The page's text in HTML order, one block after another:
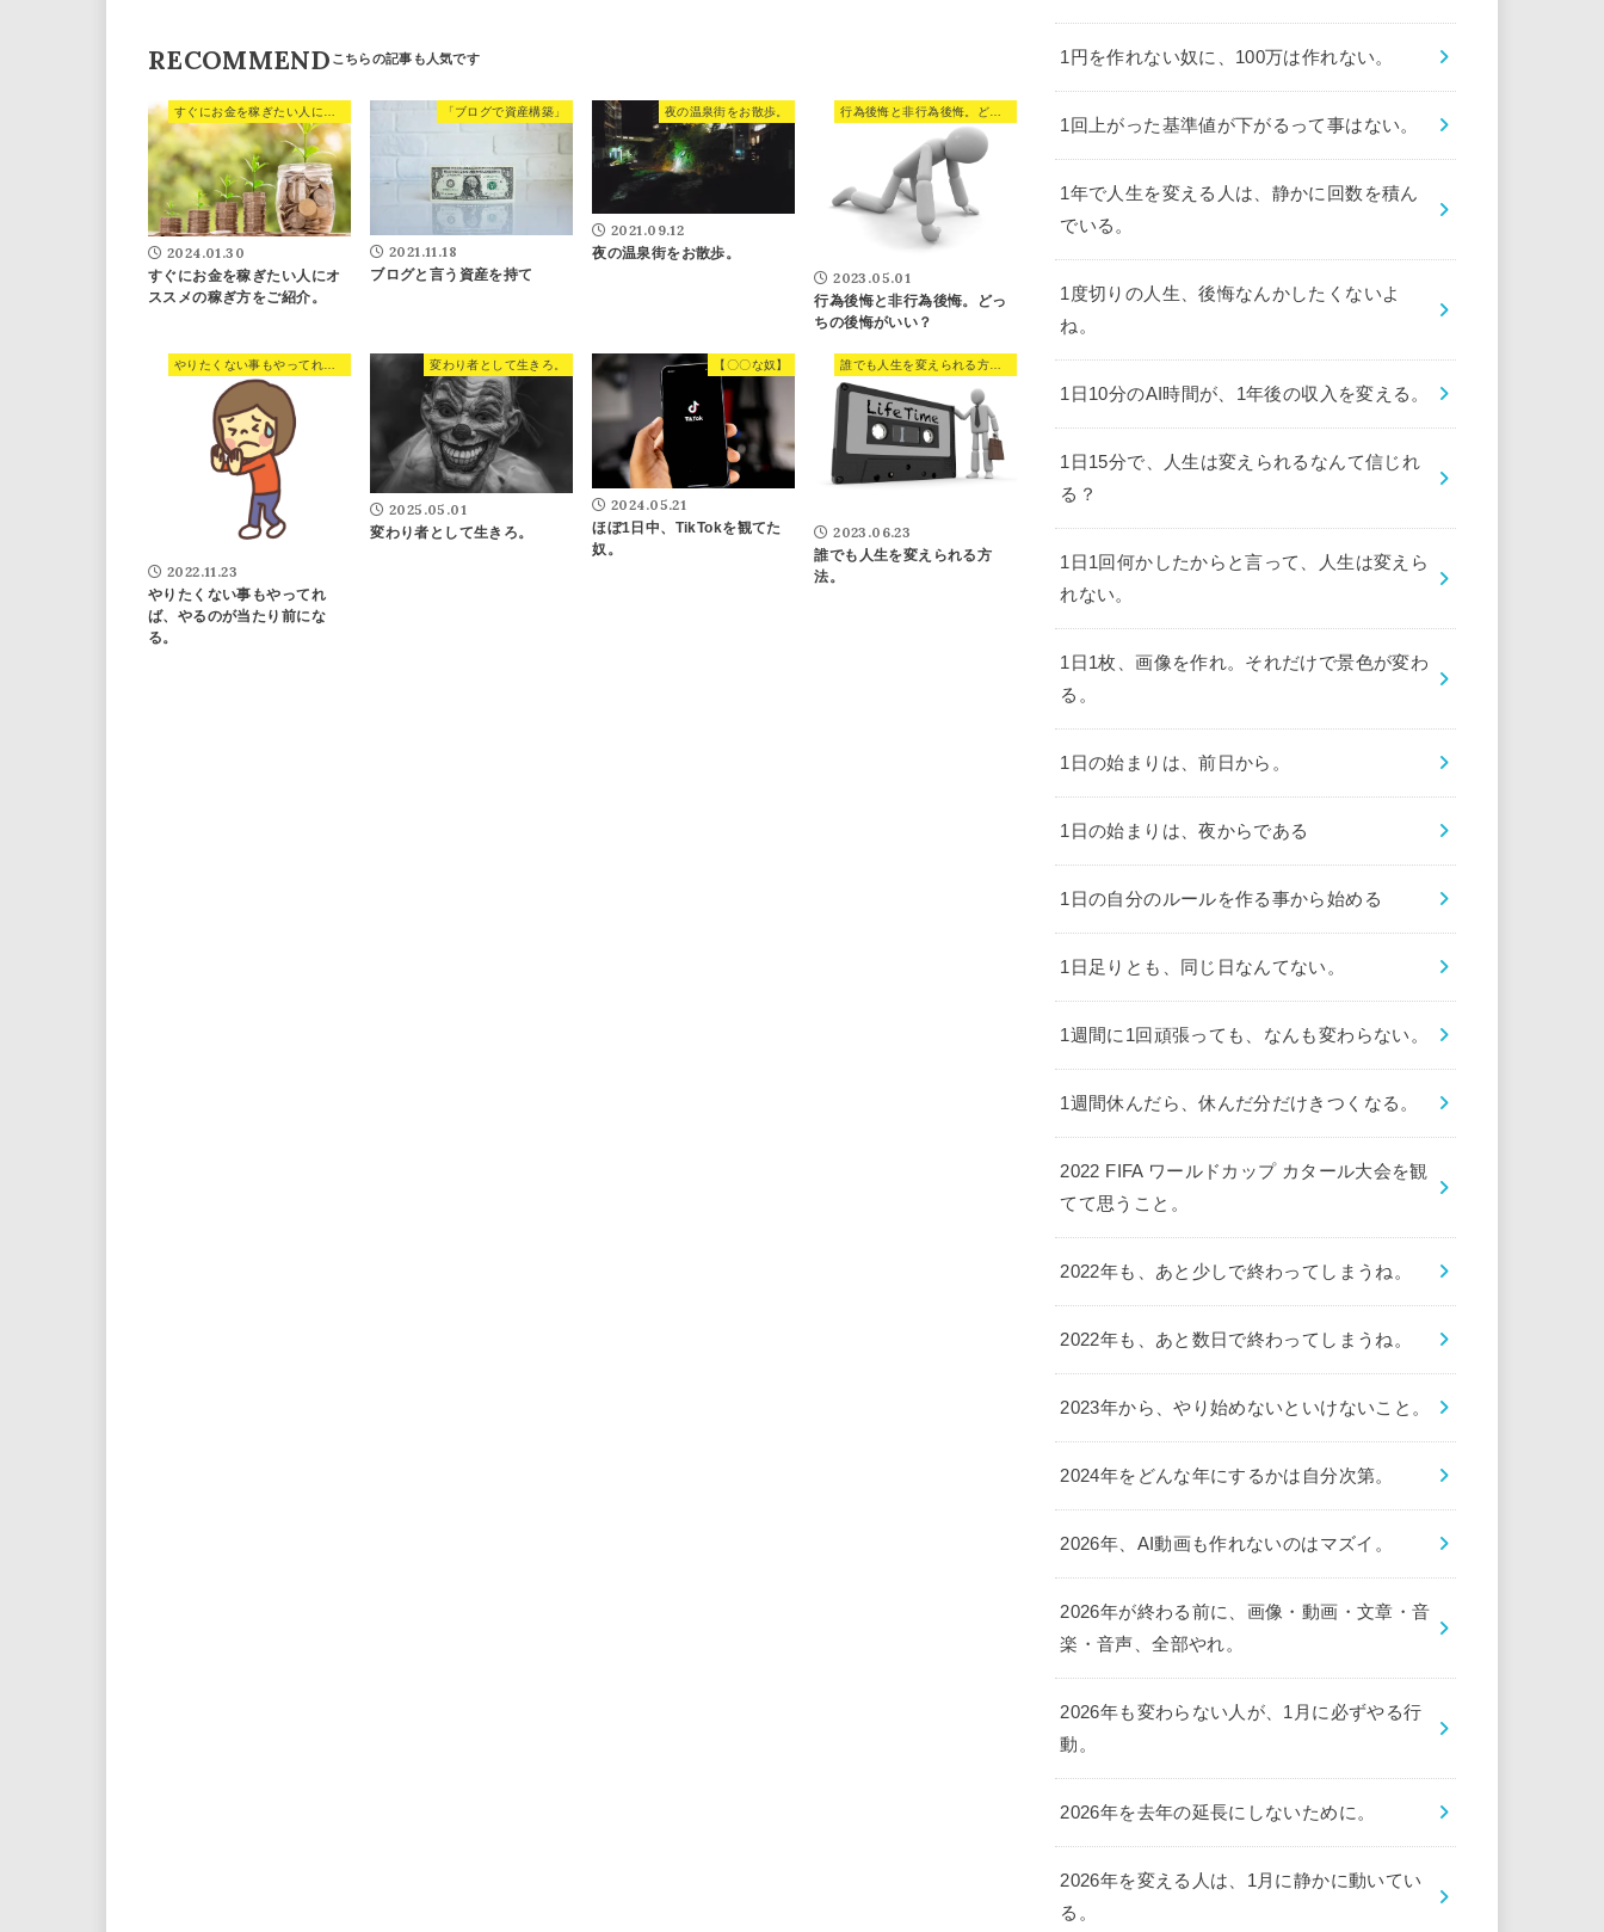
RECOMMEND
2024.01.30
すぐにお金を稼ぎたい人にオ
ススメの稼ぎ方をご紹介。
「ブログで資産構築」
2021.11.18
ブログと言う資産を持て
夜の温泉街をお散歩。
2021.09.12
夜の温泉街をお散歩。
2023.05.01
行為後悔と非行為後悔。どっ
ちの後悔がいい？
2022.11.23
やりたくない事もやってれ
ば、やるのが当たり前にな
る。
変わり者として生きろ。
2025.05.01
変わり者として生きろ。
【〇〇な奴】
2024.05.21
ほぼ1日中、TikTokを観てた
奴。
2023.06.23
誰でも人生を変えられる方
法。
1円を作れない奴に、100万は作れない。
1回上がった基準値が下がるって事はない。
1年で人生を変える人は、静かに回数を積ん
でいる。
1度切りの人生、後悔なんかしたくないよ
ね。
1日10分のAI時間が、1年後の収入を変える。
1日15分で、人生は変えられるなんて信じれ
る？
1日1回何かしたからと言って、人生は変えら
れない。
1日1枚、画像を作れ。それだけで景色が変わ
る。
1日の始まりは、前日から。
1日の始まりは、夜からである
1日の自分のルールを作る事から始める
1日足りとも、同じ日なんてない。
1週間に1回頑張っても、なんも変わらない。
1週間休んだら、休んだ分だけきつくなる。
2022 FIFA ワールドカップ カタール大会を観
てて思うこと。
2022年も、あと少しで終わってしまうね。
2022年も、あと数日で終わってしまうね。
2023年から、やり始めないといけないこと。
2024年をどんな年にするかは自分次第。
2026年、AI動画も作れないのはマズイ。
2026年が終わる前に、画像・動画・文章・音
楽・音声、全部やれ。
2026年も変わらない人が、1月に必ずやる行
動。
2026年を去年の延長にしないために。
2026年を変える人は、1月に静かに動いてい
る。